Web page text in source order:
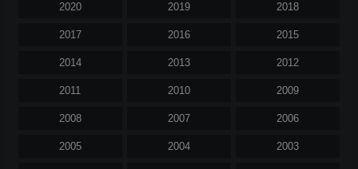
2020 2019 2018
2017 2016 2015
2014 2013 2012
2011 2010 2009
2008 2007 2006
2005 2004 2003